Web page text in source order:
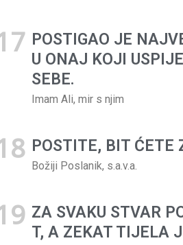
POBJEDU
PIJE
POSTIGAO JE
U ONAJ KOJI
SEBE.
Imam Ali, mir s njim
POSTITE, BIT ĆETE
Božiji Poslanik, s.a.v.a.
ZA SVAKU STVAR
T, A ZEKAT TIJELA